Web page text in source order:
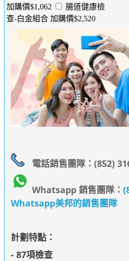
加購價$1,062
腸道健康檢
查-白金組合 加購價$2,520
電話銷售團隊：(852)
Whatsapp 銷售團隊：
Whatsapp美邦的銷售團隊
計劃特點：
- 87項檢查